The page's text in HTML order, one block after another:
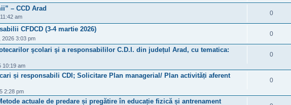
– CCD Arad
am
0
CFDCD (3-4 martie 2026)
2026 3:03 pm
0
şcolari şi a responsabililor C.D.I. din județul Arad, cu tematica:
10:19 am
0
și responsabili CDI; Solicitare Plan managerial/ Plan activități aferent
2:28 pm
0
actuale de predare și pregătire în educație fizică și antrenament